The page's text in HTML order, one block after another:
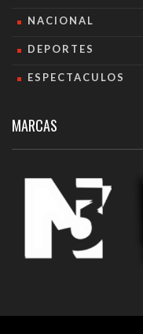
NACIONAL
DEPORTES
ESPECTACULOS
MARCAS